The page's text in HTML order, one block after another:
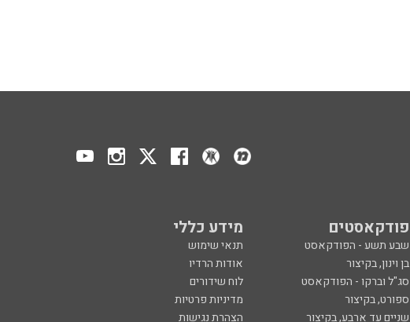
פודקאסטים מידע כללי
שבע תשע - הפודקאסט
תנאי שימוש
בן וינון, בקיצור
אודות הרדיו
סג"ל וברקו - הפודקאסט
לוח שידורים
ספורט, בקיצור
מדיניות פרטיות
שניים עד ארבע, בקיצור הצהרת נגישות